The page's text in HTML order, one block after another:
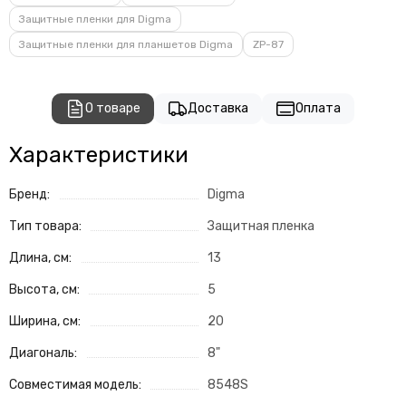
Защитные пленки для Digma
Защитные пленки для планшетов Digma
ZP-87
О товаре Доставка Оплата
Характеристики
Бренд: Digma
Тип товара: Защитная пленка
Длина, см: 13
Высота, см: 5
Ширина, см: 20
Диагональ: 8"
Совместимая модель: 8548S